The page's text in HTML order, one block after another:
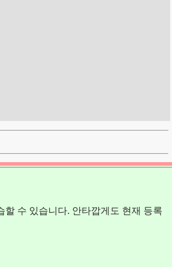
수 있습니다. 안타깝게도 현재 등록